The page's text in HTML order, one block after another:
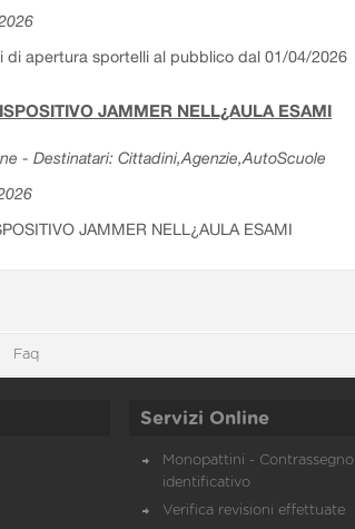
di apertura sportelli al pubblico dal 01/04/2026
JAMMER NELL¿AULA ESAMI
- Destinatari: Cittadini,Agenzie,AutoScuole
JAMMER NELL¿AULA ESAMI
Faq
Servizi Online
Monopattini - Contrassegno
identificativo
Verifica revisioni effettuate